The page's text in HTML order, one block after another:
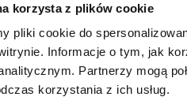
korzysta z plików cookie
pliki cookie do
Informacje o tym, jak
Partnerzy mogą
korzystania z ich usług.